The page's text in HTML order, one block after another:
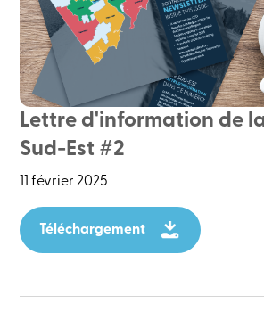
Lettre d'information de la
Sud-Est #2
11 février 2025
Téléchargement